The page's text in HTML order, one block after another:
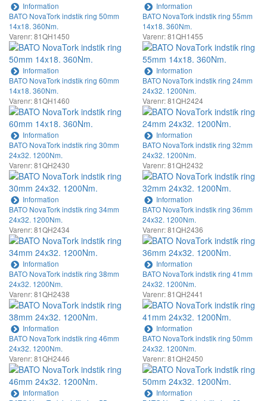
Information
Information
BATO NovaTork indstik ring 50mm
14x18. 360Nm.
Varenr: 81QH1450
Information
BATO NovaTork indstik ring 55mm
14x18. 360Nm.
Varenr: 81QH1455
Information
BATO NovaTork indstik ring 60mm
14x18. 360Nm.
Varenr: 81QH1460
Information
BATO NovaTork indstik ring 24mm
24x32. 1200Nm.
Varenr: 81QH2424
Information
BATO NovaTork indstik ring 30mm
24x32. 1200Nm.
Varenr: 81QH2430
Information
BATO NovaTork indstik ring 32mm
24x32. 1200Nm.
Varenr: 81QH2432
Information
BATO NovaTork indstik ring 34mm
24x32. 1200Nm.
Varenr: 81QH2434
Information
BATO NovaTork indstik ring 36mm
24x32. 1200Nm.
Varenr: 81QH2436
Information
BATO NovaTork indstik ring 38mm
24x32. 1200Nm.
Varenr: 81QH2438
Information
BATO NovaTork indstik ring 41mm
24x32. 1200Nm.
Varenr: 81QH2441
Information
BATO NovaTork indstik ring 46mm
24x32. 1200Nm.
Varenr: 81QH2446
Information
BATO NovaTork indstik ring 50mm
24x32. 1200Nm.
Varenr: 81QH2450
Information